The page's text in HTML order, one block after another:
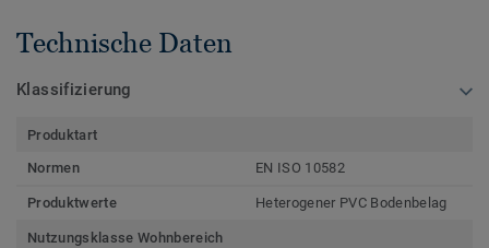
Technische Daten
Klassifizierung
Produktart
Normen
EN ISO 10582
Produktwerte Heterogener PVC Bodenbelag
Nutzungsklasse Wohnbereich